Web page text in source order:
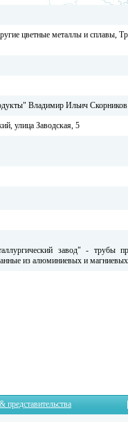
цветные металлы и сплавы,
Владимир Ильич Скорников
улица Заводская, 5
завод" - трубы
из алюминиевых и
представительства